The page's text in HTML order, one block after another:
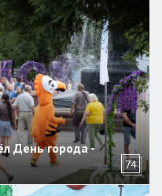
День города -
74